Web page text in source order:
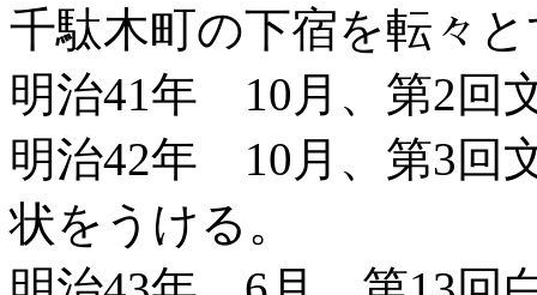
千駄木町の下宿を転々
明治41年 10月、第2回
明治42年 10月、第3回
状をうける。